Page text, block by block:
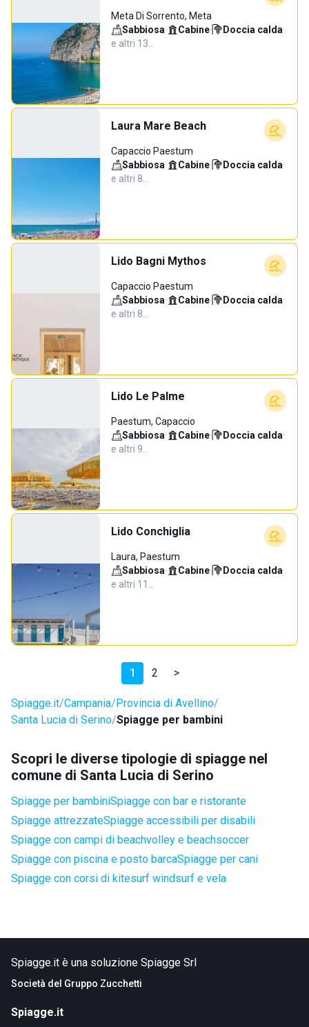
Meta Di Sorrento, Meta
Sabbiosa· Cabine· Doccia calda·
e altri 13…
Laura Mare Beach
Capaccio Paestum
Sabbiosa· Cabine· Doccia calda·
e altri 8…
Lido Bagni Mythos
Capaccio Paestum
Sabbiosa· Cabine· Doccia calda·
e altri 8…
Lido Le Palme
Paestum, Capaccio
Sabbiosa· Cabine· Doccia calda·
e altri 9…
Lido Conchiglia
Laura, Paestum
Sabbiosa· Cabine· Doccia calda·
e altri 11…
1 2 >
Spiagge.it Campania Provincia di Avellino
Santa Lucia di Serino Spiagge per bambini
Scopri le diverse tipologie di spiagge nel
comune di Santa Lucia di Serino
Spiagge per bambiniSpiagge con bar e ristorante
Spiagge attrezzateSpiagge accessibili per disabili
Spiagge con campi di beachvolley e beachsoccer
Spiagge con piscina e posto barcaSpiagge per cani
Spiagge con corsi di kitesurf windsurf e vela
Spiagge.it è una soluzione Spiagge Srl
Società del Gruppo Zucchetti
Spiagge.it